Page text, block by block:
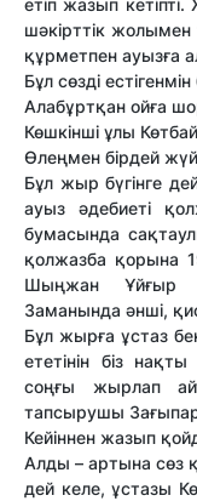
етіп жазып
шәкірттік
құрметпен ауызға
Бұл сөзді
Алабұртқан ойға
Көшкінші ұлы
Өлеңмен бірдей
Бұл жыр бүгінге
ауыз әдебиеті
бумасында
қолжазба қорына
Шыңжан Ұйғыр
Заманында әнші,
Бұл жырға ұстаз
ететінін біз
соңғы жырлап
тапсырушы Зағыпар
Кейіннен жазып
Алды – артына сөз
дей келе, ұстазы